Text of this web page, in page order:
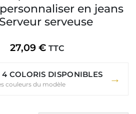
en jeans
serveuse
27,09 € TTC
4 COLORIS DISPONIBLES
couleurs du modèle →